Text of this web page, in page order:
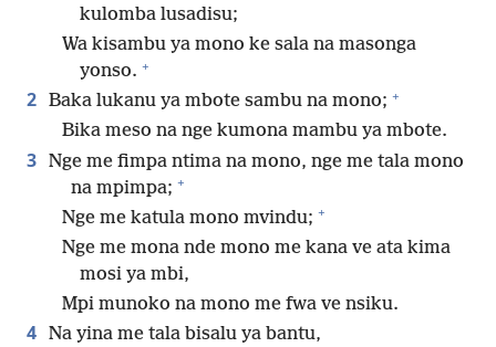
kulomba lusadisu;
Wa kisambu ya mono ke sala na masonga
yonso. +
2 Baka lukanu ya mbote sambu na mono; +
Bika meso na nge kumona mambu ya mbote.
3 Nge me fimpa ntima na mono, nge me tala mono
na mpimpa; +
Nge me katula mono mvindu; +
Nge me mona nde mono me kana ve ata kima
mosi ya mbi,
Mpi munoko na mono me fwa ve nsiku.
4 Na yina me tala bisalu ya bantu,